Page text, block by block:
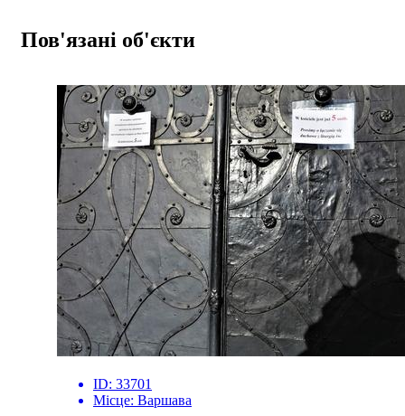
Пов'язані об'єкти
ID: 33701
Місце: Варшава